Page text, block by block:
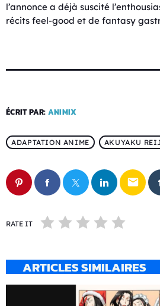
l’annonce a déjà suscité
récits feel-good et de fantasy
ÉCRIT PAR: ANIMIX
ADAPTATION ANIME AKUYAKU
email
RATE IT
ARTICLES SIMILAIRES